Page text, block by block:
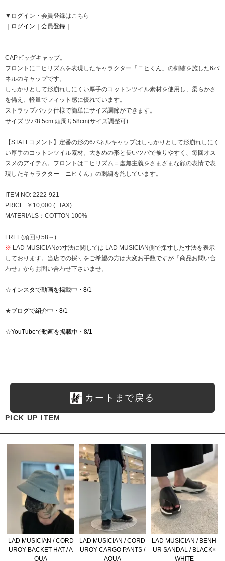
▼ログイン・会員登録はこちら
ログイン 会員登録
CAPビッグキャップ。
フロントにニヒリズムを表現したキャラクター「ニヒくん」の刺繍を施した6パ
ネルのキャップです。
しっかりとして形崩れしにくい厚手のコットンツイル素材を使用し、柔らかさ
を備え、軽量でフィット感に優れています。
ストラップバック仕様で簡単にサイズ調節ができます。
サイズ:ツバ8.5cm 頭周り58cm(サイズ調整可)
【STAFFコメント】定番の形の6パネルキャップはしっかりとして形崩れしにく
い厚手のコットンツイル素材。大きめの形と長いツバで被りやすく、毎回オス
スメのアイテム。フロントはニヒリズム＝虚無主義をさまざまな顔の表情で表
現したキャラクター「ニヒくん」の刺繍を施しています。
ITEM NO: 2222-921
PRICE: ￥10,000 (+TAX)
MATERIALS：COTTON 100%
FREE(頭回り58～)
※ LAD MUSICIANの寸法に関しては LAD MUSICIAN側で採寸した寸法を表示
しております。当店での採寸をご希望の方は大変お手数ですが『商品お問い合
わせ』からお問い合わせ下さいませ。
☆インスタで動画を掲載中・8/1
★ブログで紹介中・8/1
☆YouTubeで動画を掲載中・8/1
カートまで戻る
PICK UP ITEM
LAD MUSICIAN / CORD
UROY BACKET HAT / A
QUA
LAD MUSICIAN / CORD
UROY CARGO PANTS /
AQUA
LAD MUSICIAN / BENH
UR SANDAL / BLACK×
WHITE